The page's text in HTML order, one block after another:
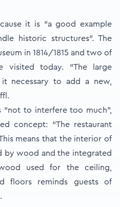
it is “a good example
historic structures”. The
in 1814/1815 and two of
visited today. “The large
necessary to add a new,
“not to interfere too much”,
concept: “The restaurant
means that the interior of
by wood and the integrated
used for the ceiling,
floors reminds guests of